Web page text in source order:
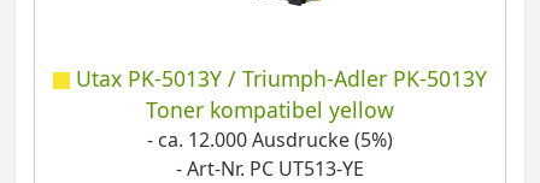
Utax PK-5013Y / Triumph-Adler PK-5013Y
Toner kompatibel yellow
- ca. 12.000 Ausdrucke (5%)
- Art-Nr. PC UT513-YE